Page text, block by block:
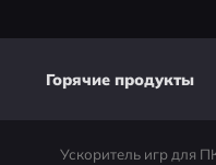
Горячие продукты
Ускоритель игр для